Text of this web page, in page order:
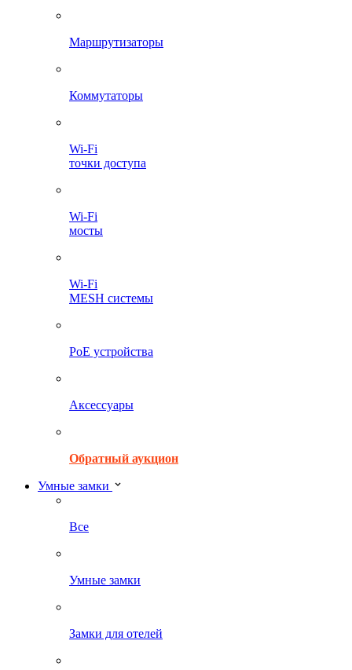
Маршрутизаторы
Коммутаторы
Wi-Fi
точки доступа
Wi-Fi
мосты
Wi-Fi
MESH системы
PoE устройства
Аксессуары
Обратный аукцион
Умные замки
Все
Умные замки
Замки для отелей